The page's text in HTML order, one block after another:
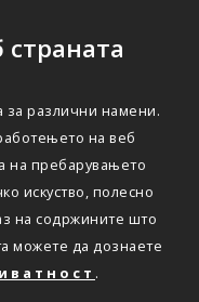
за различни намени.
на веб
на пребарувањето
искуство, полесно
на содржините што
можете да дознаете
.